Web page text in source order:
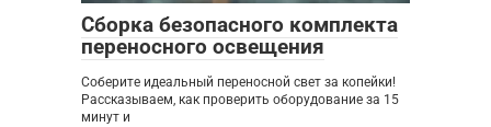
Сборка безопасного комплекта
переносного освещения
Соберите идеальный переносной свет за копейки!
Рассказываем, как проверить оборудование за 15
минут и